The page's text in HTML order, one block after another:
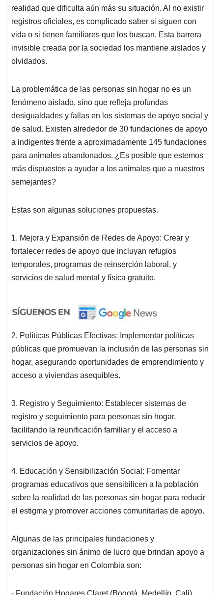
realidad que dificulta aún más su situación. Al no existir
registros oficiales, es complicado saber si siguen con
vida o si tienen familiares que los buscan. Esta barrera
invisible creada por la sociedad los mantiene aislados y
olvidados.
La problemática de las personas sin hogar no es un
fenómeno aislado, sino que refleja profundas
desigualdades y fallas en los sistemas de apoyo social y
de salud. Existen alrededor de 30 fundaciones de apoyo
a indigentes frente a aproximadamente 145 fundaciones
para animales abandonados. ¿Es posible que estemos
más dispuestos a ayudar a los animales que a nuestros
semejantes?
Estas son algunas soluciones propuestas.
1. Mejora y Expansión de Redes de Apoyo: Crear y
fortalecer redes de apoyo que incluyan refugios
temporales, programas de reinserción laboral, y
servicios de salud mental y física gratuito.
2. Políticas Públicas Efectivas: Implementar políticas
públicas que promuevan la inclusión de las personas sin
hogar, asegurando oportunidades de emprendimiento y
acceso a viviendas asequibles.
3. Registro y Seguimiento: Establecer sistemas de
registro y seguimiento para personas sin hogar,
facilitando la reunificación familiar y el acceso a
servicios de apoyo.
4. Educación y Sensibilización Social: Fomentar
programas educativos que sensibilicen a la población
sobre la realidad de las personas sin hogar para reducir
el estigma y promover acciones comunitarias de apoyo.
Algunas de las principales fundaciones y
organizaciones sin ánimo de lucro que brindan apoyo a
personas sin hogar en Colombia son: